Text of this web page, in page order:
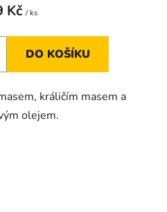
Kč / ks
DO KOŠÍKU
králičím masem a
olejem.